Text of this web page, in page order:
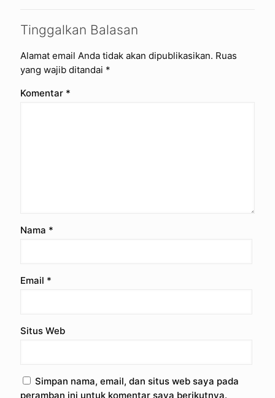
Tinggalkan Balasan
Alamat email Anda tidak akan dipublikasikan. Ruas
yang wajib ditandai *
Komentar *
Nama *
Email *
Situs Web
Simpan nama, email, dan situs web saya pada
peramban ini untuk komentar saya berikutnya.